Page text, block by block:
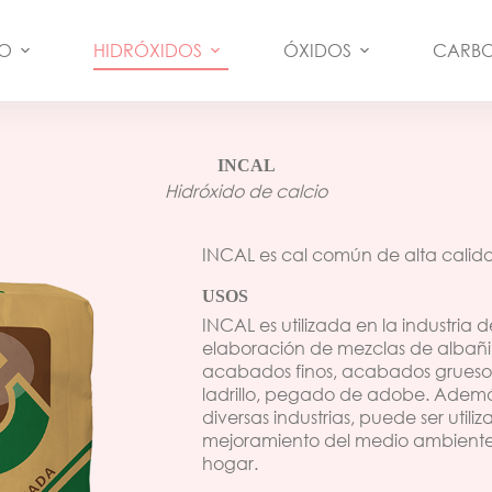
HIDRÓXIDOS ÓXIDOS
INCAL
Hidróxido de calcio
INCAL es cal común de alta
USOS
INCAL es utilizada en la industria
elaboración de mezclas de
acabados finos, acabados
ladrillo, pegado de adobe.
diversas industrias, puede ser
mejoramiento del medio
hogar.